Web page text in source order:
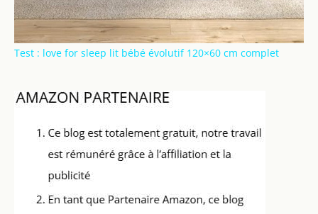
Test : love for sleep lit bébé évolutif 120×60 cm complet